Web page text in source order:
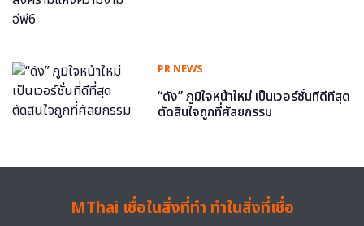
PR NEWS
“ดัง” ภูมิใจหน้าใหม่ เป็นเวอร์ชั่นที่ดีที่สุด
ตัดสินใจถูกที่ศัลยกรรม
MThai เชื่อในสิ่งที่ทำ ทำในสิ่งที่เชื่อ